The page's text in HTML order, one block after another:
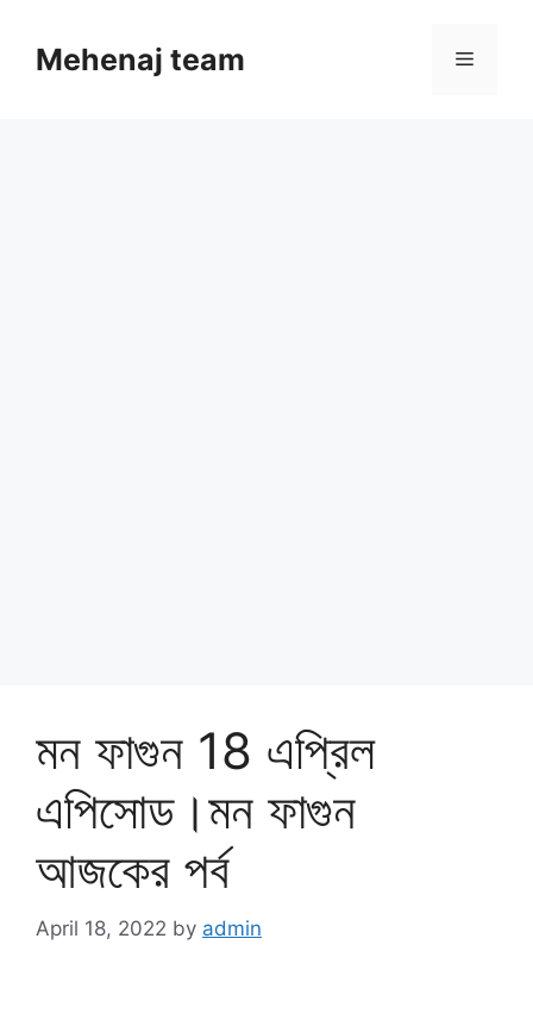
contentMehenaj team Menu
মন ফাগুন 18 এপ্রিল
এপিসোড।মন ফাগুন
আজকের পর্ব
April 18, 2022 by admin